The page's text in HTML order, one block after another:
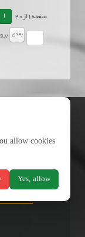
صفحه1 از20
1
بعدي برو
allow cookies
Yes, allow